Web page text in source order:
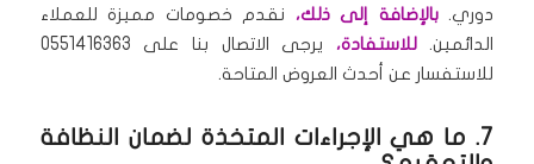
دوري.بالإضافة إلى ذلك، نقدم خصومات مميزة للعملاء
الدائمين.للاستفادة،
يرجى الاتصال بنا على 0551416363
للاستفسار عن أحدث العروض المتاحة.
7. ما هي الإجراءات المتخذة لضمان النظافة